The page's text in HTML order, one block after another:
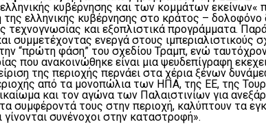
κυβέρνησης και των κομμάτων
της ελληνικής κυβέρνησης στο κράτος –
τεχνογνωσίας και εξοπλιστικά προγράμματα.
συμμετέχοντας ενεργά στους
“πρώτη φάση” του σχεδίου Τραμπ, ενώ
που ανακοινώθηκε είναι μια ψευδεπίγραφη
της περιοχής περνάει στα χέρια ξένων
από τα μονοπώλια των ΗΠΑ, της ΕΕ, της
και τον αγώνα των Παλαιστινίων για
συμφέροντά τους στην περιοχή, καλύπτουν τα
γίνονται συνένοχοι στην καταστροφή».